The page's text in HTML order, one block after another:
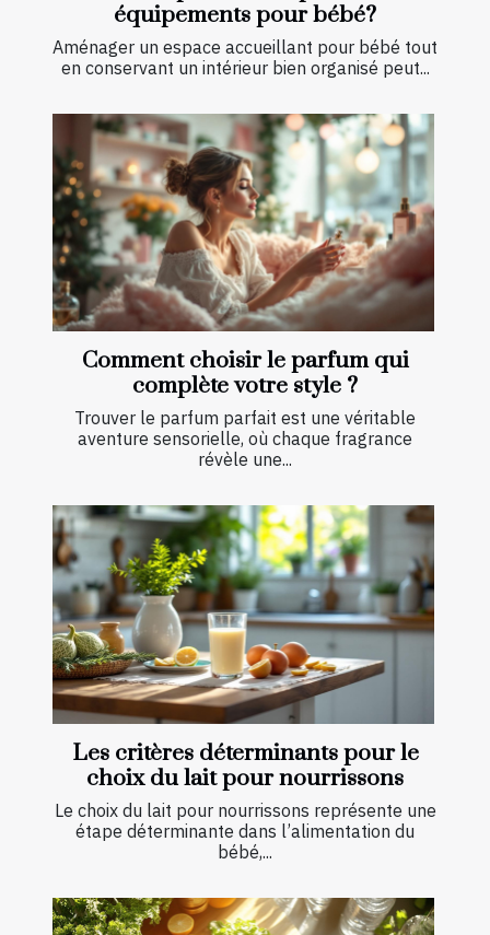
équipements pour bébé?
Aménager un espace accueillant pour bébé tout
en conservant un intérieur bien organisé peut...
Comment choisir le parfum qui
complète votre style ?
Trouver le parfum parfait est une véritable
aventure sensorielle, où chaque fragrance
révèle une...
Les critères déterminants pour le
choix du lait pour nourrissons
Le choix du lait pour nourrissons représente une
étape déterminante dans l’alimentation du
bébé,...